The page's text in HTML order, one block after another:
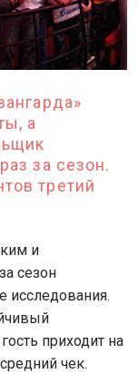
а
за сезон.
третий
и
сезон
исследования.
приходит на
чек.